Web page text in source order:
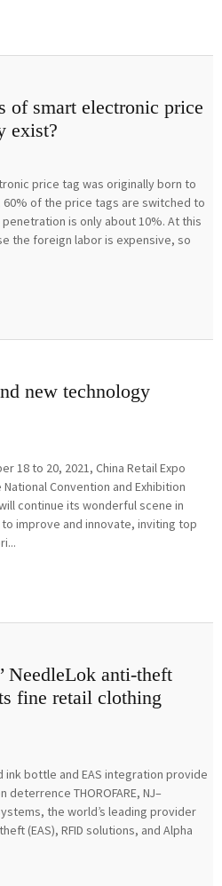
of smart electronic price
exist?
price tag was originally born to
60% of the price tags are switched to
is only about 10%. At this
the foreign labor is expensive, so
new technology
18 to 20, 2021, China Retail Expo
National Convention and Exhibition
continue its wonderful scene in
to improve and innovate, inviting top
NeedleLok anti-theft
fine retail clothing
ink bottle and EAS integration provide
THOROFARE, NJ–
the world’s leading provider
(EAS), RFID solutions, and Alpha